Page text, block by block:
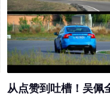
从点赞到吐槽！吴佩